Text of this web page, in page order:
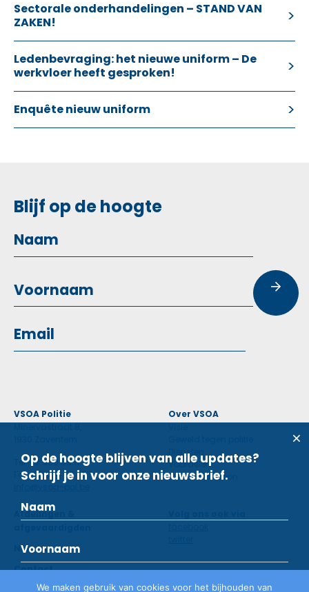
Sectorale onderhandelingen – STAND VAN
ZAKEN!
Ledenbevraging: het nieuwe uniform – De
werkvloer heeft gesproken!
Enquête nieuw uniform
We maken gebruik van cookies voor het bijhouden van
Blijf op de hoogte
VSOA Politie
Tel: 02 660 59 11
Fax: 02 660 50 97
info@vsoa-pol.be
Over VSOA
Diensten
Voordelen
Contactpersoon
Afdelingen &
Nieuws
Contact
Op de hoogte blijven van alle updates?
Schrijf je in voor onze nieuwsbrief.